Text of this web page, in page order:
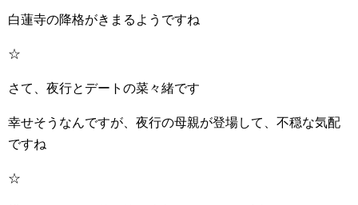
白蓮寺の降格がきまるようですね
☆
さて、夜行とデートの菜々緒です
幸せそうなんですが、夜行の母親が登場して、不穏な気配
ですね
☆